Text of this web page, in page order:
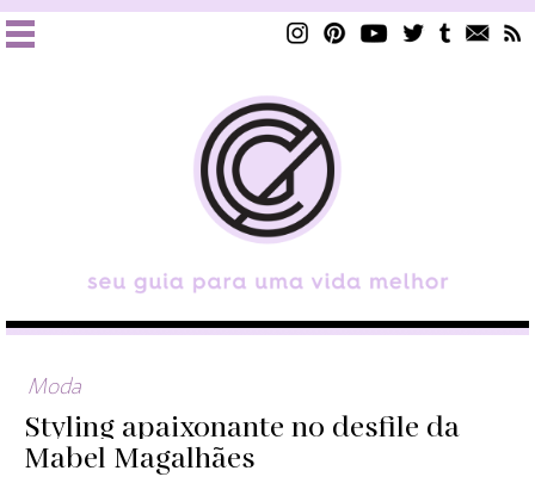
Moda
Styling apaixonante no desfile da
Mabel Magalhães